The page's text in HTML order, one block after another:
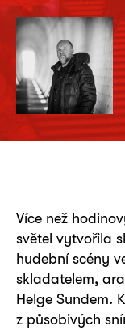
Více než
světel vytvořila
hudební scény
skladatelem,
Helge Sundem.
z působivých